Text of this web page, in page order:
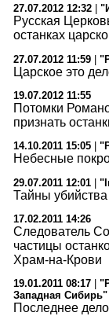
27.07.2012 12:32
Русская
останках
27.07.2012 11:59 |
Царское это
19.07.2012 11:55
Потомки
признать
14.10.2011 15:05
Небесные
29.07.2011 12:01 |
Тайны
17.02.2011 14:26
Следователь
частицы
Храм-на-Крови
19.01.2011 08:17
Западная Сибирь"
Последнее